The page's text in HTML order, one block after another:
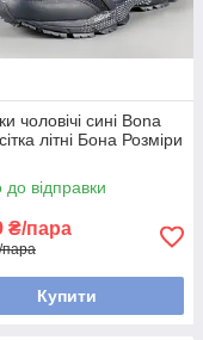
чоловічі сині Bona
літні Бона Розміри
до відправки
₴/пара
пара
Купити